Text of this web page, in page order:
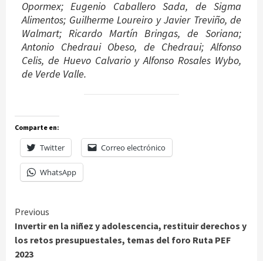
Opormex; Eugenio Caballero Sada, de Sigma
Alimentos; Guilherme Loureiro y Javier Treviño, de
Walmart; Ricardo Martín Bringas, de Soriana;
Antonio Chedraui Obeso, de Chedraui; Alfonso
Celis, de Huevo Calvario y Alfonso Rosales Wybo,
de Verde Valle.
Comparte en:
Twitter Correo electrónico
WhatsApp
Continue
Reading
Previous
Invertir en la niñez y adolescencia, restituir derechos y
los retos presupuestales, temas del foro Ruta PEF
2023